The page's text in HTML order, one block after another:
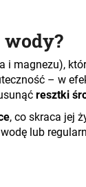
i magnezu),
– w
resztki
, co skraca jej
lub